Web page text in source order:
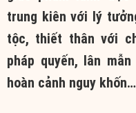
trung kiên với lý
tộc, thiết thân với
pháp quyến, lân
hoàn cảnh nguy khốn…